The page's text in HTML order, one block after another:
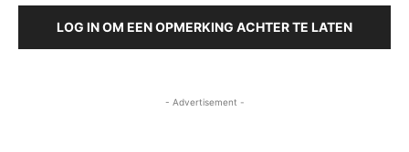
LOG IN OM EEN OPMERKING ACHTER TE LATEN
- Advertisement -